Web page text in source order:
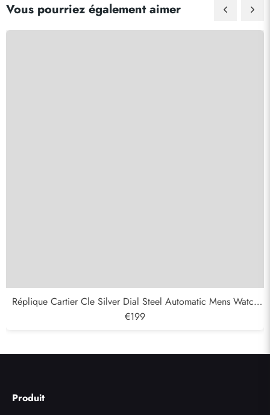
Vous pourriez également aimer
Réplique Cartier Cle Silver Dial Steel Automatic Mens Watch
WSCL0007
€199
Produit